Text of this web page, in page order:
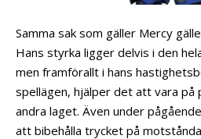
Samma sak som gäller Mercy
Hans styrka ligger delvis i den
men framförallt i hans
spellägen, hjälper det att vara på
andra laget. Även under
att bibehålla trycket på